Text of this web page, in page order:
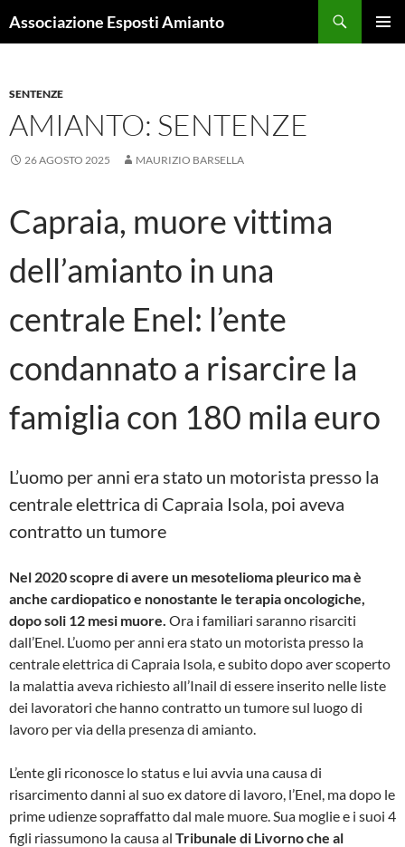
Associazione Esposti Amianto
SENTENZE
AMIANTO: SENTENZE
26 AGOSTO 2025 MAURIZIO BARSELLA
Capraia, muore vittima
dell’amianto in una
centrale Enel: l’ente
condannato a risarcire la
famiglia con 180 mila euro
L’uomo per anni era stato un motorista presso la
centrale elettrica di Capraia Isola, poi aveva
contratto un tumore
Nel 2020 scopre di avere un mesotelioma pleurico ma è
anche cardiopatico e nonostante le terapia oncologiche,
dopo soli 12 mesi muore. Ora i familiari saranno risarciti
dall’Enel. L’uomo per anni era stato un motorista presso la
centrale elettrica di Capraia Isola, e subito dopo aver scoperto
la malattia aveva richiesto all’Inail di essere inserito nelle liste
dei lavoratori che hanno contratto un tumore sul luogo di
lavoro per via della presenza di amianto.
L’ente gli riconosce lo status e lui avvia una causa di
risarcimento danni al suo ex datore di lavoro, l’Enel, ma dopo le
prime udienze sopraffatto dal male muore. Sua moglie e i suoi 4
figli riassumono la causa al Tribunale di Livorno che al